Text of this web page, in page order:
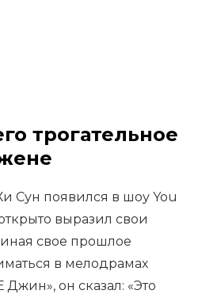
трогательное
Сун появился в шоу You
выразил свои
свое прошлое
в мелодрамах
он сказал: «Это